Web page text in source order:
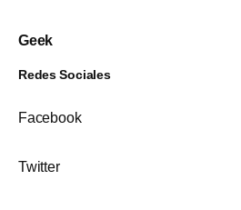
Geek
Redes Sociales
Facebook
Twitter